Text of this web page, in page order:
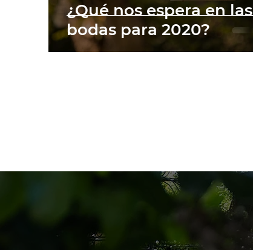
¿Qué nos espera en las
bodas para 2020?